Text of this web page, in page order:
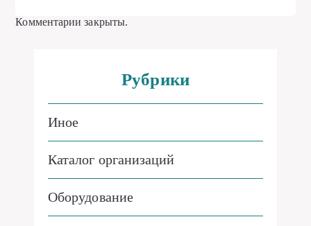
Комментарии закрыты.
Рубрики
Иное
Каталог организаций
Оборудование